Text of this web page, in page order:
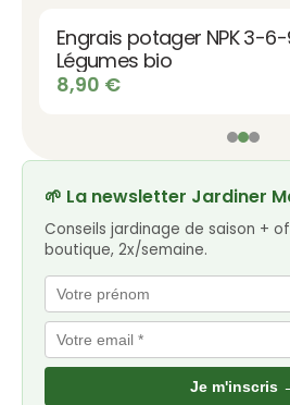
Engrais potager NPK 3-
Légumes bio
8,90 €
🌱 La newsletter Jardiner
Conseils jardinage de saison +
boutique, 2x/semaine.
Je m'inscris